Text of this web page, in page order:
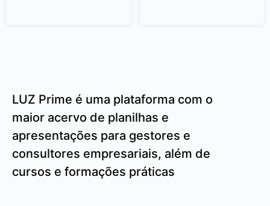
LUZ Prime é uma plataforma com o
maior acervo de planilhas e
apresentações para gestores e
consultores empresariais, além de
cursos e formações práticas